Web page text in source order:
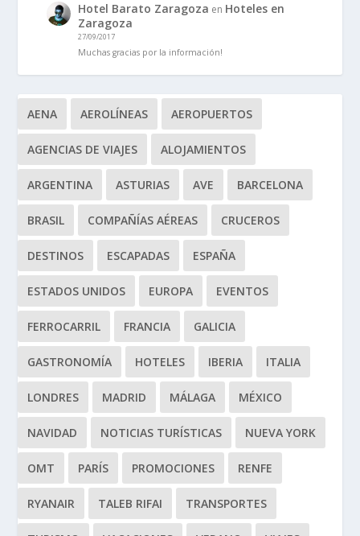
Hotel Barato Zaragoza en Hoteles en
Zaragoza
27/09/2017
Muchas gracias por la información!
AENA AEROLÍNEAS AEROPUERTOS
AGENCIAS DE VIAJES ALOJAMIENTOS
ARGENTINA ASTURIAS AVE BARCELONA
BRASIL COMPAÑÍAS AÉREAS CRUCEROS
DESTINOS ESCAPADAS ESPAÑA
ESTADOS UNIDOS EUROPA EVENTOS
FERROCARRIL FRANCIA GALICIA
GASTRONOMÍA HOTELES IBERIA ITALIA
LONDRES MADRID MÁLAGA MÉXICO
NAVIDAD NOTICIAS TURÍSTICAS NUEVA YORK
OMT PARÍS PROMOCIONES RENFE
RYANAIR TALEB RIFAI TRANSPORTES